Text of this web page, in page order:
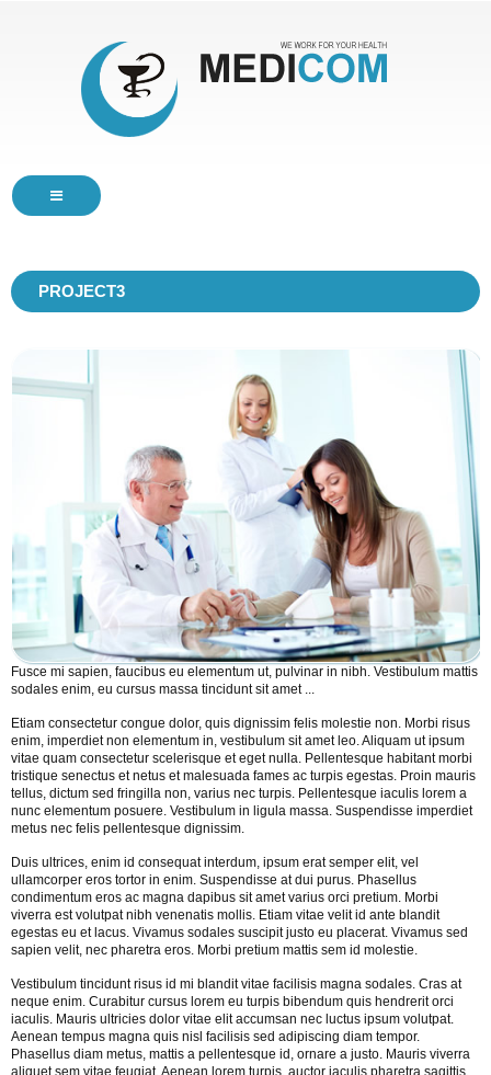
CONTACTS
PROJECT3
Fusce mi sapien, faucibus eu elementum ut, pulvinar in nibh. Vestibulum mattis
sodales enim, eu cursus massa tincidunt sit amet ...
Etiam consectetur congue dolor, quis dignissim felis molestie non. Morbi risus
enim, imperdiet non elementum in, vestibulum sit amet leo. Aliquam ut ipsum
vitae quam consectetur scelerisque et eget nulla. Pellentesque habitant morbi
tristique senectus et netus et malesuada fames ac turpis egestas. Proin mauris
tellus, dictum sed fringilla non, varius nec turpis. Pellentesque iaculis lorem a
nunc elementum posuere. Vestibulum in ligula massa. Suspendisse imperdiet
metus nec felis pellentesque dignissim.
Duis ultrices, enim id consequat interdum, ipsum erat semper elit, vel
ullamcorper eros tortor in enim. Suspendisse at dui purus. Phasellus
condimentum eros ac magna dapibus sit amet varius orci pretium. Morbi
viverra est volutpat nibh venenatis mollis. Etiam vitae velit id ante blandit
egestas eu et lacus. Vivamus sodales suscipit justo eu placerat. Vivamus sed
sapien velit, nec pharetra eros. Morbi pretium mattis sem id molestie.
Vestibulum tincidunt risus id mi blandit vitae facilisis magna sodales. Cras at
neque enim. Curabitur cursus lorem eu turpis bibendum quis hendrerit orci
iaculis. Mauris ultricies dolor vitae elit accumsan nec luctus ipsum volutpat.
Aenean tempus magna quis nisl facilisis sed adipiscing diam tempor.
Phasellus diam metus, mattis a pellentesque id, ornare a justo. Mauris viverra
aliquet sem vitae feugiat. Aenean lorem turpis, auctor iaculis pharetra sagittis,